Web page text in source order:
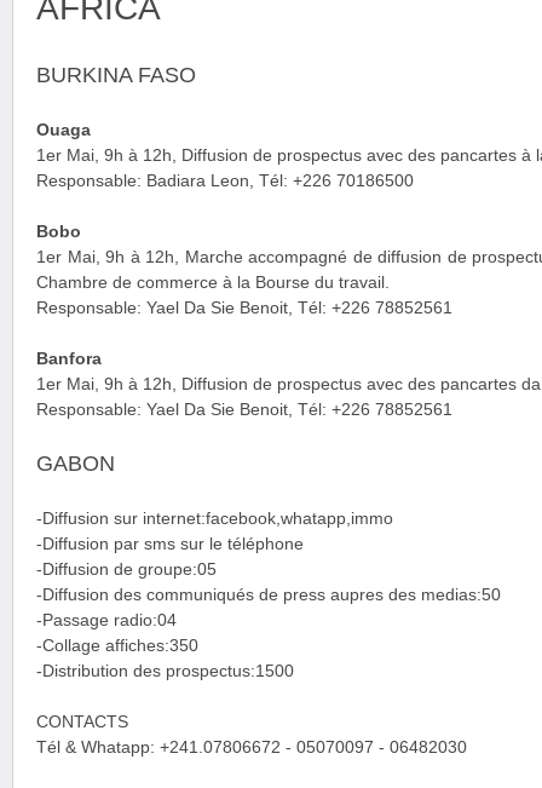
AFRICA
BURKINA FASO
Ouaga
1er Mai, 9h à 12h, Diffusion de prospectus avec des pancartes à
Responsable: Badiara Leon, Tél: +226 70186500
Bobo
1er Mai, 9h à 12h, Marche accompagné de diffusion de
Chambre de commerce à la Bourse du travail.
Responsable: Yael Da Sie Benoit, Tél: +226 78852561
Banfora
1er Mai, 9h à 12h, Diffusion de prospectus avec des pancartes
Responsable: Yael Da Sie Benoit, Tél: +226 78852561
GABON
-Diffusion sur internet:facebook,whatapp,immo
-Diffusion par sms sur le téléphone
-Diffusion de groupe:05
-Diffusion des communiqués de press aupres des medias:50
-Passage radio:04
-Collage affiches:350
-Distribution des prospectus:1500
CONTACTS
Tél & Whatapp: +241.07806672 - 05070097 - 06482030